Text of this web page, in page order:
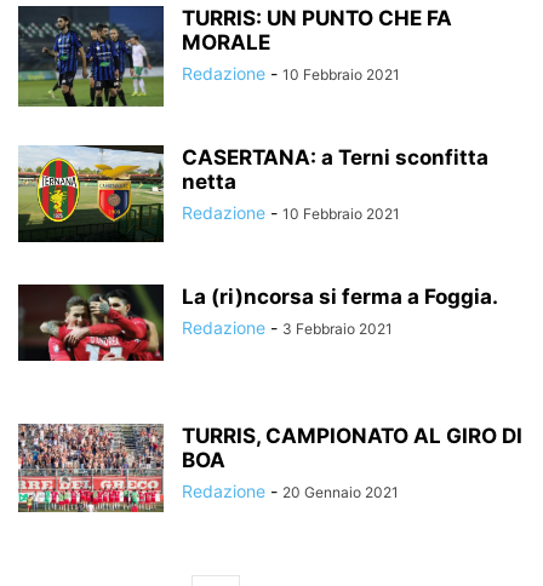
TURRIS: UN PUNTO CHE FA
MORALE
Redazione - 10 Febbraio 2021
CASERTANA: a Terni sconfitta
netta
Redazione - 10 Febbraio 2021
La (ri)ncorsa si ferma a Foggia.
Redazione - 3 Febbraio 2021
TURRIS, CAMPIONATO AL GIRO DI
BOA
Redazione - 20 Gennaio 2021